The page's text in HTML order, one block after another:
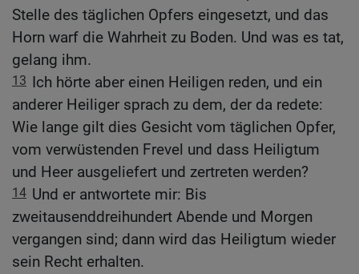
Stelle des täglichen Opfers eingesetzt, und das
Horn warf die Wahrheit zu Boden. Und was es tat,
gelang ihm.
13 Ich hörte aber einen Heiligen reden, und ein
anderer Heiliger sprach zu dem, der da redete:
Wie lange gilt dies Gesicht vom täglichen Opfer,
vom verwüstenden Frevel und dass Heiligtum
und Heer ausgeliefert und zertreten werden?
14 Und er antwortete mir: Bis
zweitausenddreihundert Abende und Morgen
vergangen sind; dann wird das Heiligtum wieder
sein Recht erhalten.